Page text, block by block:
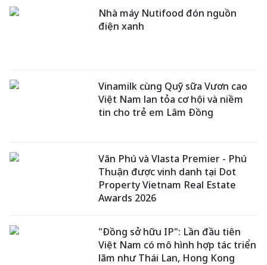
Nhà máy Nutifood đón nguồn
điện xanh
Vinamilk cùng Quỹ sữa Vươn cao
Việt Nam lan tỏa cơ hội và niềm
tin cho trẻ em Lâm Đồng
Văn Phú và Vlasta Premier - Phú
Thuận được vinh danh tại Dot
Property Vietnam Real Estate
Awards 2026
"Đồng sở hữu IP": Lần đầu tiên
Việt Nam có mô hình hợp tác triển
lãm như Thái Lan, Hong Kong